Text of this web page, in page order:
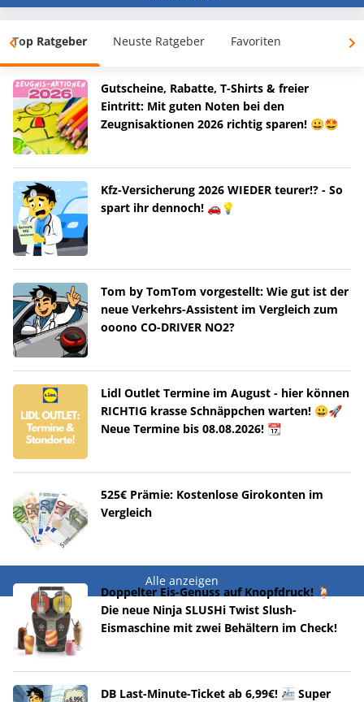
Top Ratgeber Neuste Ratgeber Favoriten
Gutscheine, Rabatte, T-Shirts & freier
Eintritt: Mit guten Noten bei den
Zeugnisaktionen 2026 richtig sparen! 😀🤩
Kfz-Versicherung 2026 WIEDER teurer!? - So
spart ihr dennoch! 🚗💡
Tom by TomTom vorgestellt: Wie gut ist der
neue Verkehrs-Assistent im Vergleich zum
ooono CO-DRIVER NO2?
Lidl Outlet Termine im August - hier können
RICHTIG krasse Schnäppchen warten! 😀🚀
Neue Termine bis 08.08.2026! 📆
525€ Prämie: Kostenlose Girokonten im
Vergleich
Alle anzeigen
Doppelter Eis-Genuss auf Knopfdruck! 🍹
Die neue Ninja SLUSHi Twist Slush-
Eismaschine mit zwei Behältern im Check!
DB Last-Minute-Ticket ab 6,99€! 🚈 Super